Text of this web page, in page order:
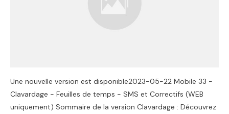
Une nouvelle version est disponible2023-05-22 Mobile 33 -
Clavardage - Feuilles de temps - SMS et Correctifs (WEB
uniquement) Sommaire de la version Clavardage : Découvrez